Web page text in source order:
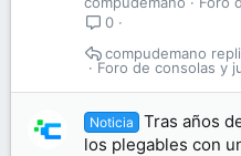
0
Foro de consolas y
compudemano
Noticia
Tras años
los plegables con